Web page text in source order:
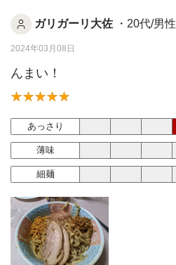
ガリガーリ大佐 ・20代/男性
2024年03月08日
んまい！
あっさり
薄味
細麺